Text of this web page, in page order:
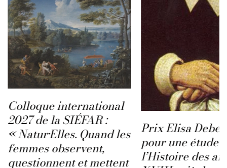
Colloque international
2027 de la SIÉFAR :
« Natur·Elles. Quand les
femmes observent,
questionnent et mettent
Prix Elisa
pour une étude
l’Histoire des